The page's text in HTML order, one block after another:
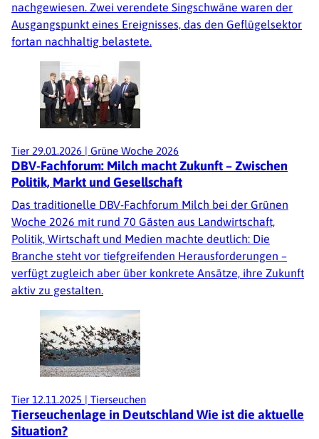
nachgewiesen. Zwei verendete Singschwäne waren der
Ausgangspunkt eines Ereignisses, das den Geflügelsektor
fortan nachhaltig belastete.
Tier 29.01.2026 | Grüne Woche 2026
DBV-Fachforum: Milch macht Zukunft – Zwischen
Politik, Markt und Gesellschaft
Das traditionelle DBV-Fachforum Milch bei der Grünen
Woche 2026 mit rund 70 Gästen aus Landwirtschaft,
Politik, Wirtschaft und Medien machte deutlich: Die
Branche steht vor tiefgreifenden Herausforderungen –
verfügt zugleich aber über konkrete Ansätze, ihre Zukunft
aktiv zu gestalten.
Tier 12.11.2025 | Tierseuchen
Tierseuchenlage in Deutschland Wie ist die aktuelle
Situation?